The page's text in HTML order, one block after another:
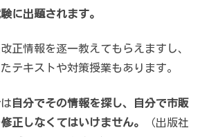
に出題されます。
正情報を逐一教えてもらえますし、
テキストや対策授業もあります。
は自分でその情報を探し、自分で市販
正しなくてはいけません。
（出版社